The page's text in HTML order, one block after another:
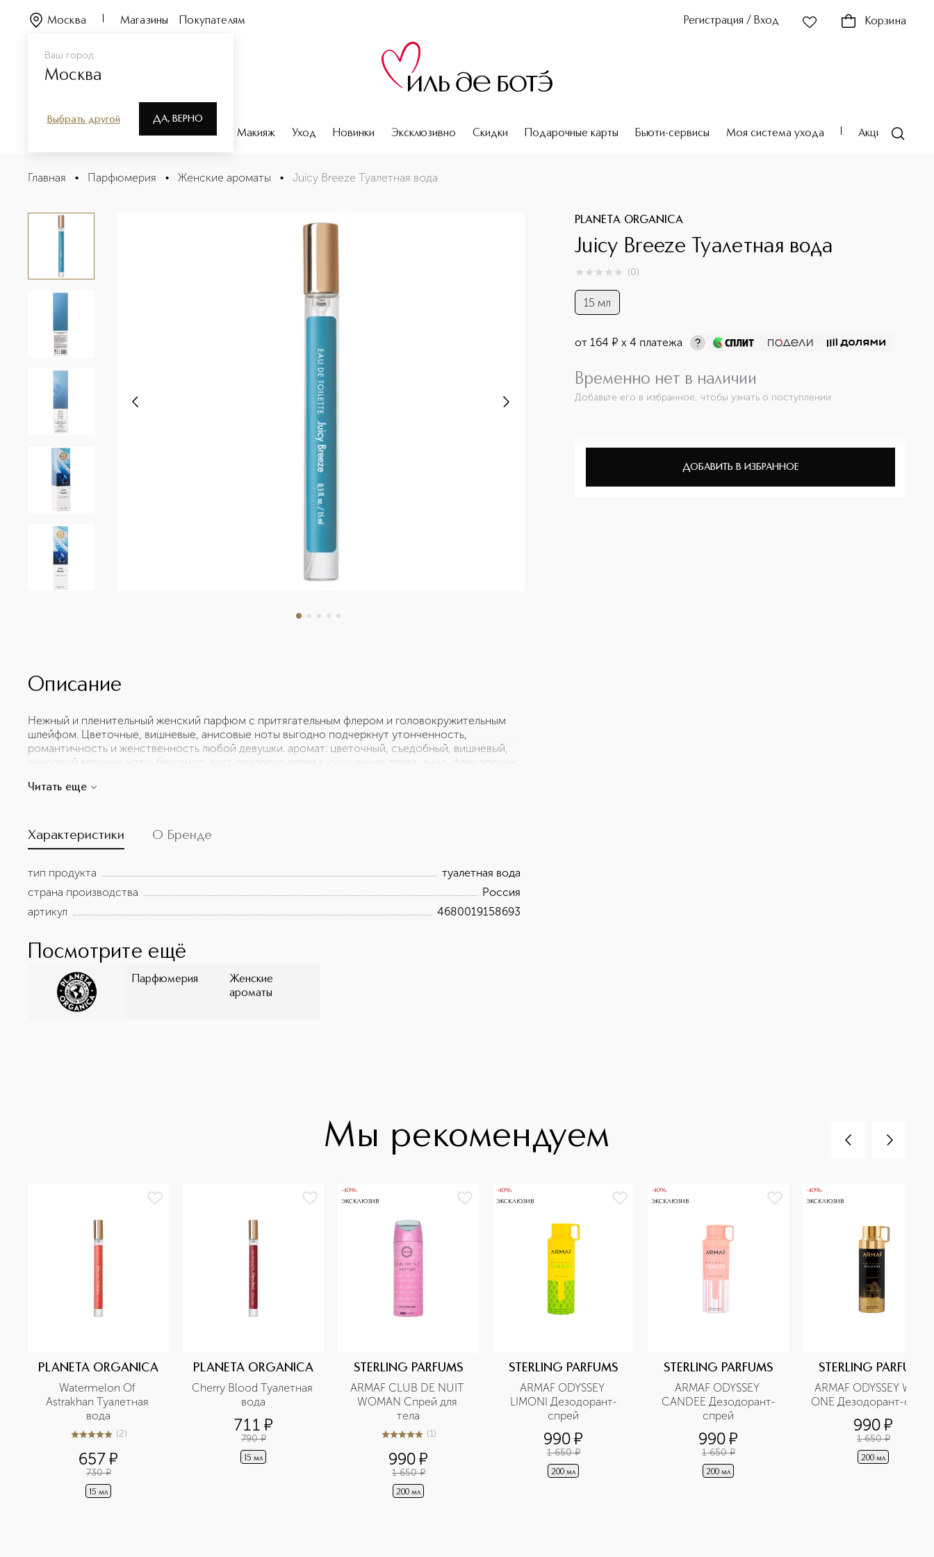
Ваш город
Москва
Выбрать другой ДА, ВЕРНО
Москва Магазины Покупателям Регистрация / Вход Корзина
Парфюмерия Макияж Уход Новинки Эксклюзивно Скидки Подарочные карты Бьюти-сервисы Моя система ухода Акции
Juicy Breeze Туалетная вода
Главная • Парфюмерия • Женские ароматы • Juicy Breeze Туалетная вода
PLANETA ORGANICA
Juicy Breeze Туалетная вода
0из 0 (0)
15 мл
от 164 ¤ х 4 платежа
Временно нет в наличии
Добавьте его в избранное, чтобы узнать о поступлении
ДОБАВИТЬ В ИЗБРАННОЕ
Описание
Нежный и пленительный женский парфюм с притягательным флером и головокружительным
шлейфом. Цветочные, вишневые, анисовые ноты выгодно подчеркнут утонченность,
романтичность и женственность любой девушки. аромат: цветочный, съедобный, вишневый,
анисовый верхние ноты: бергамот, лист розового дерева, скошенная трава, анис, флердоранж
пачули, пралине, бобы, ваниль
Читать еще
Характеристики О Бренде
тип продукта
туалетная вода
страна производства
Россия
артикул
4680019158693
Посмотрите ещё
Парфюмерия
Женские
ароматы
Мы рекомендуем
PLANETA ORGANICA
Watermelon Of
Astrakhan Туалетная
вода
5из 52 (2)
657¤
730 ¤
15 мл
PLANETA ORGANICA
Cherry Blood Туалетная
вода
711 ¤
790 ¤
15 мл
-40%
ЭКСКЛЮЗИВ
STERLING PARFUMS
ARMAF CLUB DE NUIT
WOMAN Спрей для
тела
5из 51 (1)
990¤
1 650 ¤
200 мл
-40%
ЭКСКЛЮЗИВ
STERLING PARFUMS
ARMAF ODYSSEY
LIMONI Дезодорант-
cпрей
990¤
1 650 ¤
200 мл
-40%
ЭКСКЛЮЗИВ
STERLING PARFUMS
ARMAF ODYSSEY
CANDEE Дезодорант-
cпрей
990¤
1 650 ¤
200 мл
-40%
ЭКСКЛЮЗИВ
STERLING PARFUMS
ARMAF ODYSSEY WILD
ONE Дезодорант-
990¤
1 650 ¤
200 мл